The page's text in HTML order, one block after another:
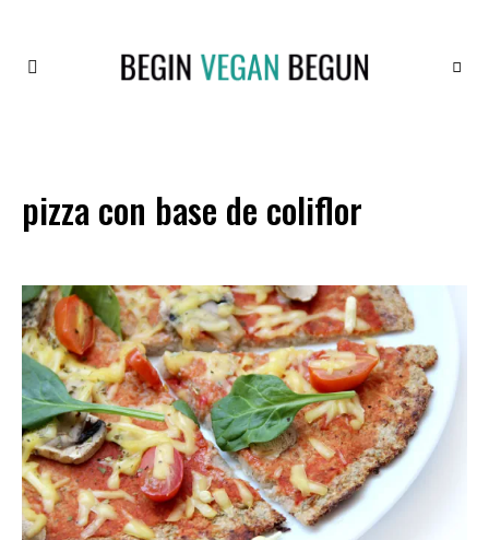
pizza con base de coliflor